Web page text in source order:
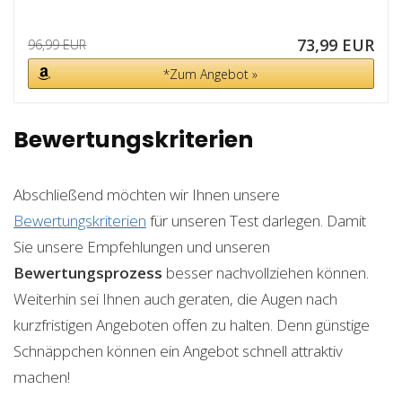
96,99 EUR 73,99 EUR
*Zum Angebot »
Bewertungskriterien
Abschließend möchten wir Ihnen unsere
Bewertungskriterien für unseren Test darlegen. Damit
Sie unsere Empfehlungen und unseren
Bewertungsprozess besser nachvollziehen können.
Weiterhin sei Ihnen auch geraten, die Augen nach
kurzfristigen Angeboten offen zu halten. Denn günstige
Schnäppchen können ein Angebot schnell attraktiv
machen!